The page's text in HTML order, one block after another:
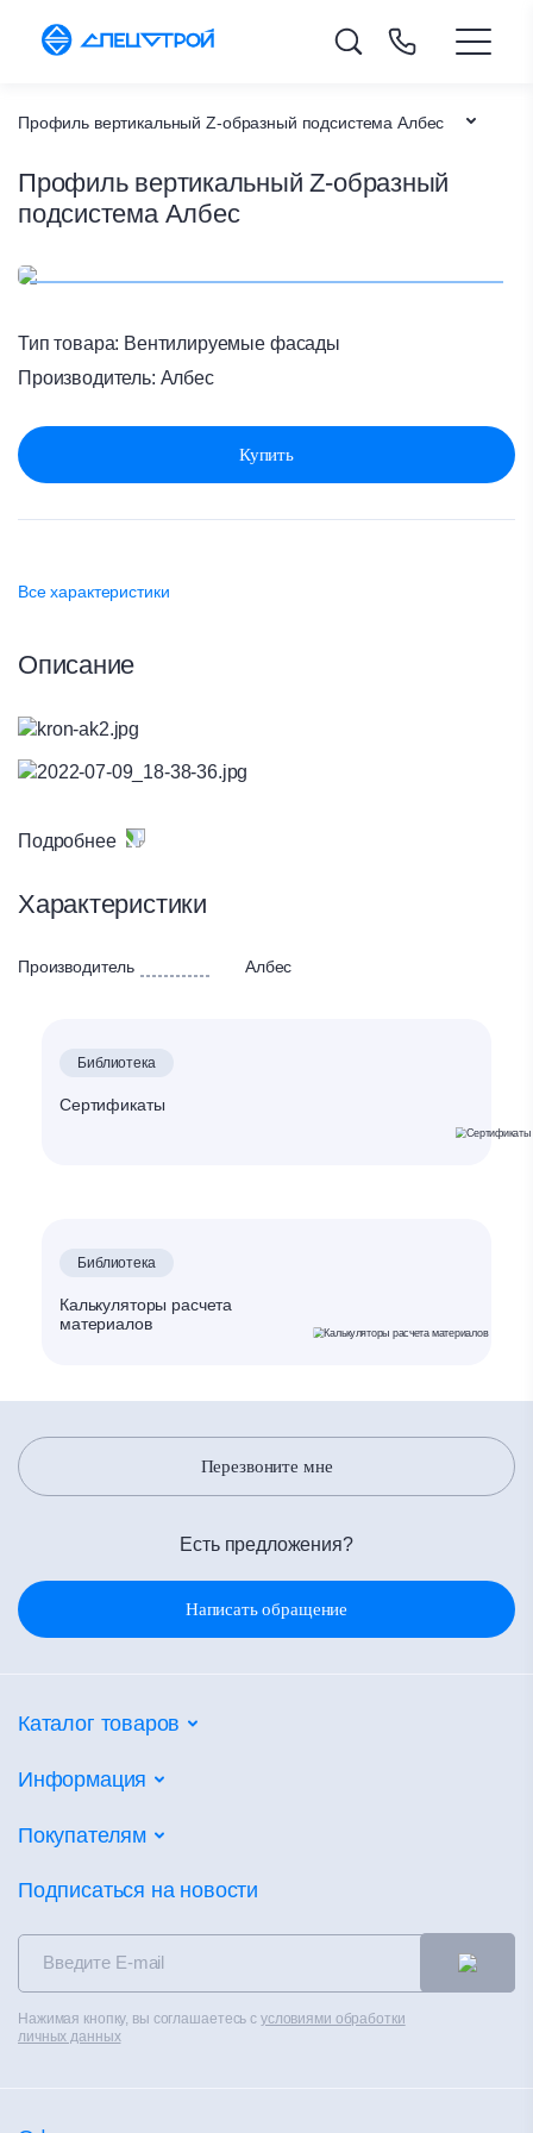
Профиль вертикальный Z-образный подсистема Албес
Каталог товаров
Профиль вертикальный Z-образный
подсистема Албес
Тип товара: Вентилируемые фасады
Производитель: Албес
Купить
Все характеристики
Описание
Подробнее
Характеристики
Производитель Албес
Библиотека
Сертификаты
Библиотека
Калькуляторы расчета
материалов
Перезвоните мне
Есть предложения?
Написать обращение
Каталог товаров
Потолочные системы
Напольные покрытия
Фальшпол
Теплоизоляция
Чистые помещения
Вентилируемые фасады
Информация
Партнеры
Новости
Контакты
Контакты
Покупателям
Калькуляторы
Альбом технических решений
Каталоги
Полезное
Подписаться на новости
Нажимая кнопку, вы соглашаетесь с условиями обработки
личных данных